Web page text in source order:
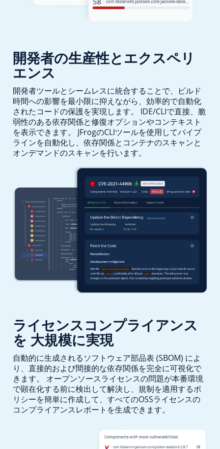
開発者の生産性とエクスペリ
エンス
開発者ツールとシームレスに統合することで、ビルド
時間への影響を最小限に抑えながら、効率的で自動化
されたコードの保護を実現します。 IDE/CLIで直接、脆
弱性のある依存関係と修復オプションやコンテキスト
を表示できます。 JFrogのCLIツールを使用してパイプ
ラインを自動化し、依存関係とコンテナのスキャンと
オンデマンドのスキャンを行います。
ライセンスコンプライアンス
を 大規模に実現
自動的に生成されるソフトウェア部品表 (SBOM) によ
り、直接的および間接的な依存関係を完全に可視化で
きます。 オープンソースライセンスの問題が本番環境
で顕在化する前に検出して解決し、規制を適用するポ
リシーを簡単に作成して、すべてのOSSライセンスの
コンプライアンスレポートを生成できます。